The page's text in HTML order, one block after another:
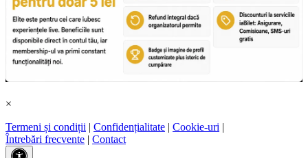
×
Termeni și condiții | Confidențialitate | Cookie-uri |
Întrebări frecvente | Contact